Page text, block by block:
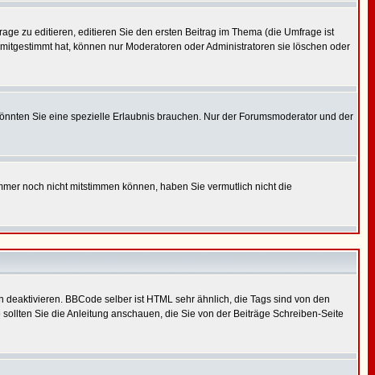
zu editieren, editieren Sie den ersten Beitrag im Thema (die Umfrage ist
hat, können nur Moderatoren oder Administratoren sie löschen oder
Sie eine spezielle Erlaubnis brauchen. Nur der Forumsmoderator und der
noch nicht mitstimmen können, haben Sie vermutlich nicht die
BBCode selber ist HTML sehr ähnlich, die Tags sind von den
Sie die Anleitung anschauen, die Sie von der Beiträge Schreiben-Seite